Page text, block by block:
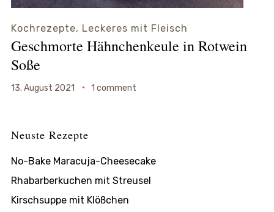
Kochrezepte, Leckeres mit Fleisch
Geschmorte Hähnchenkeule in Rotwein
Soße
13. August 2021 1 comment
Neuste Rezepte
No-Bake Maracuja-Cheesecake
Rhabarberkuchen mit Streusel
Kirschsuppe mit Klößchen